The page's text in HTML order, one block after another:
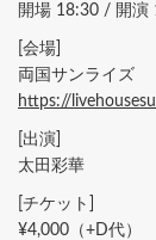
開場 18:30 / 開演
[会場]
両国サンライズ
https://
[出演]
太田彩華
[チケット]
¥4,000（+D代）